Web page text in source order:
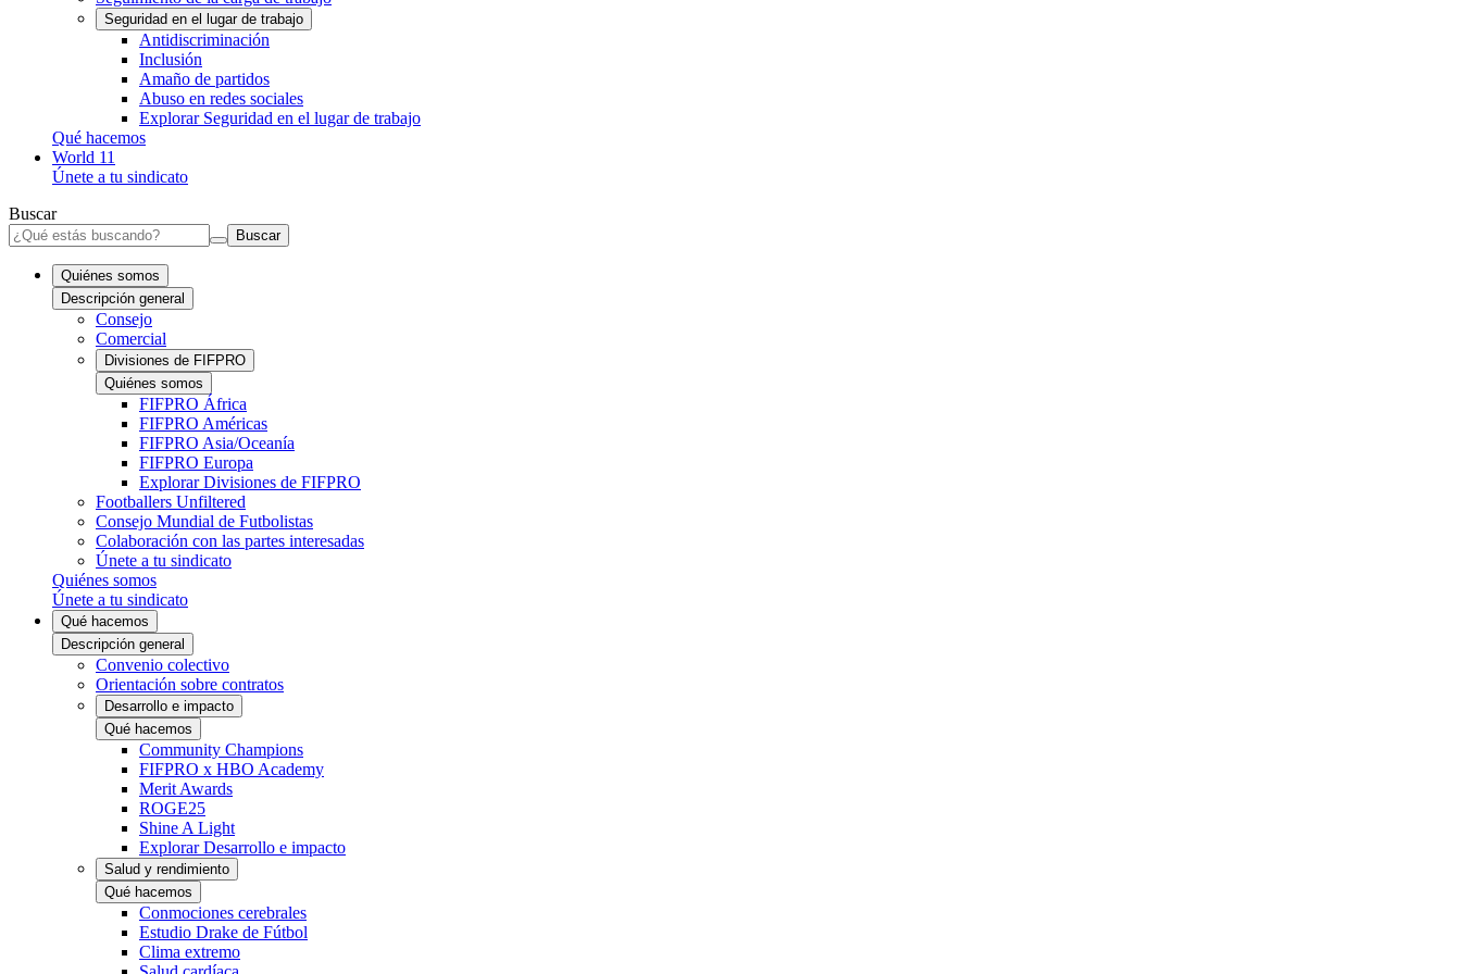
Seguridad en el lugar de trabajo
Antidiscriminación
Inclusión
Amaño de partidos
Abuso en redes sociales
Explorar Seguridad en el lugar de trabajo
Qué hacemos
World 11
Únete a tu sindicato
Buscar
Buscar
Quiénes somos
Descripción general
Consejo
Comercial
Divisiones de FIFPRO
Quiénes somos
FIFPRO África
FIFPRO Américas
FIFPRO Asia/Oceanía
FIFPRO Europa
Explorar Divisiones de FIFPRO
Footballers Unfiltered
Consejo Mundial de Futbolistas
Colaboración con las partes interesadas
Únete a tu sindicato
Quiénes somos
Únete a tu sindicato
Qué hacemos
Descripción general
Convenio colectivo
Orientación sobre contratos
Desarrollo e impacto
Qué hacemos
Community Champions
FIFPRO x HBO Academy
Merit Awards
ROGE25
Shine A Light
Explorar Desarrollo e impacto
Salud y rendimiento
Qué hacemos
Conmociones cerebrales
Estudio Drake de Fútbol
Clima extremo